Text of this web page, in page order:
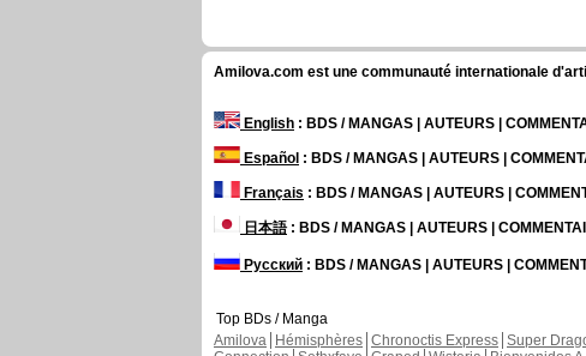
Amilova.com est une communauté internationale
English : BDS / MANGAS | AUTEURS |
Español : BDS / MANGAS | AUTEURS |
Français : BDS / MANGAS | AUTEURS |
日本語: BDS / MANGAS | AUTEURS |
Русский : BDS / MANGAS | AUTEURS |
Top BDs / Manga
Amilova
Hémisphères Chronoctis Express Super